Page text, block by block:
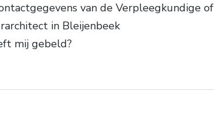
van de Verpleegkundige of
in Bleijenbeek
mij gebeld?